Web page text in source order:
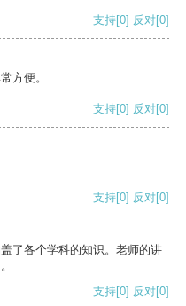
支持[0] 反对[0]
方便。
支持[0] 反对[0]
支持[0] 反对[0]
了各个学科的知识。老师的讲
支持[0] 反对[0]